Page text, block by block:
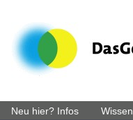
Neu hier? Infos Wissen